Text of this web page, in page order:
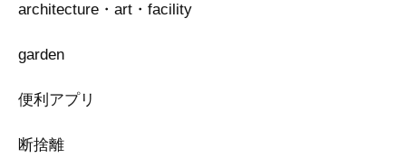
architecture・art・facility
garden
便利アプリ
断捨離